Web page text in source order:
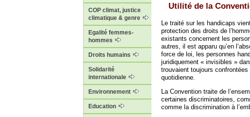
COP climat, justice
climatique & genre
Egalité femmes-
hommes
Droits humains
Solidarité
internationale
Environnement
Education
Utilité de la
Le traité sur les handicaps
protection des droits de
existants concernent les
autres, il est apparu qu’en
force de loi, les personnes
juridiquement « invisibles »
trouvaient toujours
quotidienne.
La Convention traite de
certaines discriminatoires,
comme la discrimination à